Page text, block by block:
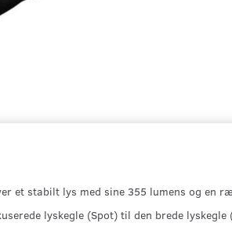
et stabilt lys med sine 355 lumens og en
lyskegle (Spot) til den brede lyskegle